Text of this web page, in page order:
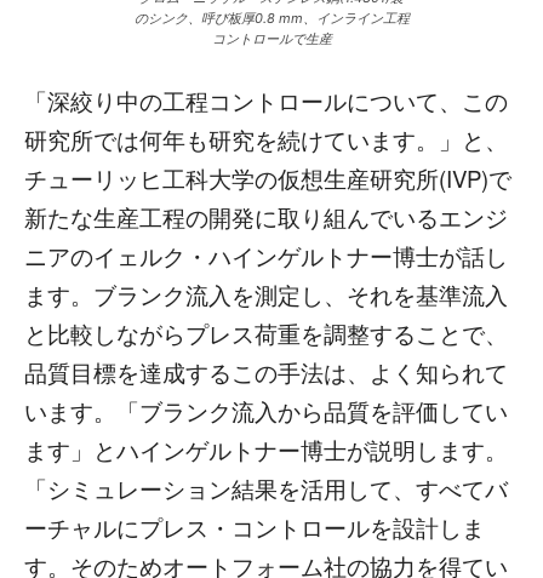
のシンク、呼び板厚0.8 mm、インライン工程
コントロールで生産
「深絞り中の工程コントロールについて、 この
研究所では何年も研究を続けています。」と、
チューリッヒ工科大学の仮想生産研究所(IVP)で
新たな生産工程の開発に取り組んでいるエンジ
ニアのイェルク・ハインゲルトナー博士が話し
ます。ブランク流入を測定し、それを基準流入
と比較しながらプレス荷重を調整することで、
品質目標を達成するこの手法は、よく知られて
います。「ブランク流入から品質を評価してい
ます」とハインゲルトナー博士が説明します。
「シミュレーション結果を活用して、すべてバ
ーチャルにプレス・コントロールを設計しま
す。そのためオートフォーム社の協力を得てい